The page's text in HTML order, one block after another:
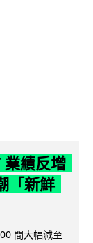
業績反增
「新鮮
間大幅減至